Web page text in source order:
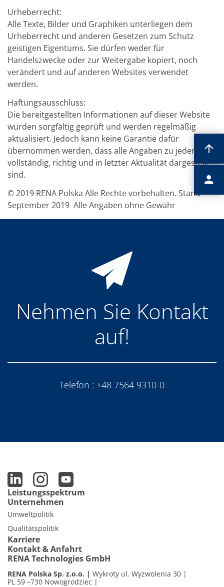
Urheberrecht:
Alle Texte, Bilder und Graphiken unterliegen dem
Urheberrecht und anderen Gesetzen zum Schutz
geistigen Eigentums. Sie dürfen weder für
Handelszwecke oder zur Weitergabe kopiert, noch
verändert und auf anderen Websites verwendet
werden.
Haftungsausschluss:
Die bereitgestellten Informationen auf dieser Website
wurden sorgfältig geprüft und werden regelmäßig
aktualisiert. Jedoch kann keine Garantie dafür
übernommen werden, dass alle Angaben zu jeder Zeit
vollständig, richtig und in letzter Aktualität dargestellt
sind.
© 2019 RENA Polska Alle Rechte vorbehalten. Stand
September 2019 Alle Angaben ohne Gewähr
Nehmen Sie Kontakt
auf!
Telefon : +48 7564 9310-0
Leistungsspektrum
Unternehmen
Umweltpolitik
Qualitätspolitik
Karriere
Kontakt & Anfahrt
RENA Technologies GmbH
RENA Polska Sp. z.o.o.
Wykroty ul. Wyzwolenia 30
PL 59 –730 Nowogrodziec